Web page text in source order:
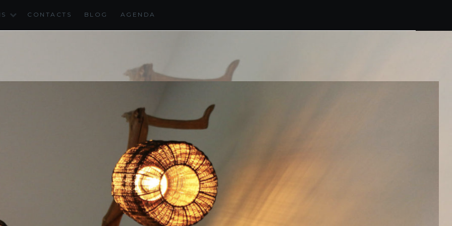
CONTACTS BLOG AGENDA